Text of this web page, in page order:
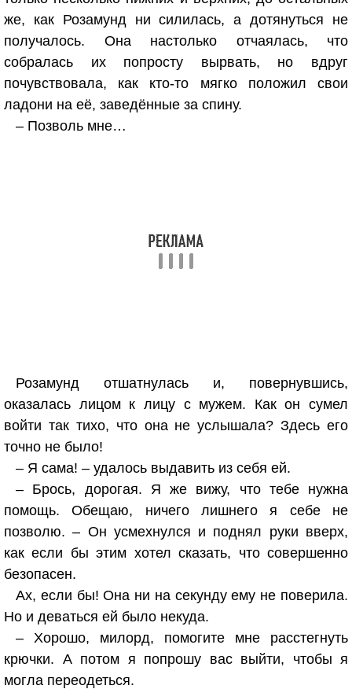
же, как Розамунд ни силилась, а дотянуться не
получалось. Она настолько отчаялась, что
собралась их попросту вырвать, но вдруг
почувствовала, как кто-то мягко положил свои
ладони на её, заведённые за спину.
– Позволь мне…
Розамунд отшатнулась и, повернувшись,
оказалась лицом к лицу с мужем. Как он сумел
войти так тихо, что она не услышала? Здесь его
точно не было!
– Я сама! – удалось выдавить из себя ей.
– Брось, дорогая. Я же вижу, что тебе нужна
помощь. Обещаю, ничего лишнего я себе не
позволю. – Он усмехнулся и поднял руки вверх,
как если бы этим хотел сказать, что совершенно
безопасен.
Ах, если бы! Она ни на секунду ему не поверила.
Но и деваться ей было некуда.
– Хорошо, милорд, помогите мне расстегнуть
крючки. А потом я попрошу вас выйти, чтобы я
могла переодеться.